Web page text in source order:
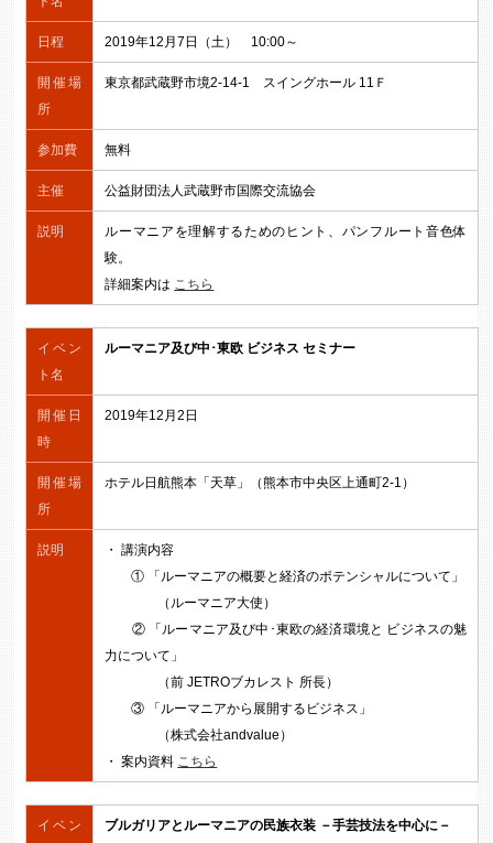
日程 2019年12月7日（土） 10:00～
開催場
所
東京都武蔵野市境2-14-1 スイングホール 11Ｆ
参加費 無料
主催 公益財団法人武蔵野市国際交流協会
説明
ルーマニアを理解するためのヒント、パンフルート音色体
験。
詳細案内は こちら
イベン
ト名
ルーマニア及び中･東欧 ビジネス セミナー
開催日
時
2019年12月2日
開催場
所
ホテル日航熊本「天草」（熊本市中央区上通町2-1）
説明
・ 講演内容
① 「ルーマニアの概要と経済のポテンシャルについて」
（ルーマニア大使）
② 「ルーマニア及び中･東欧の経済環境と ビジネスの魅
力について」
（前 JETROブカレスト 所長）
③ 「ルーマニアから展開するビジネス」
（株式会社andvalue）
・ 案内資料 こちら
イベン
ブルガリアとルーマニアの民族衣装 －手芸技法を中心に－